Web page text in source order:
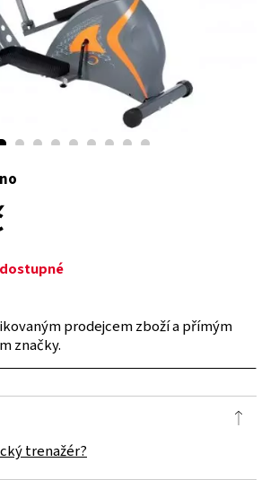
prodejcem zboží a přímým
značky.
trenažér?